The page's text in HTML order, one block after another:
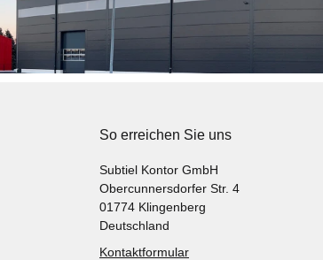
So erreichen Sie uns
Subtiel Kontor GmbH
Obercunnersdorfer Str. 4
01774 Klingenberg
Deutschland
Kontaktformular